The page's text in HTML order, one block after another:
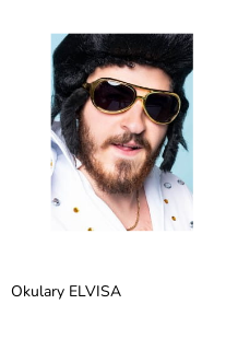
Okulary ELVISA